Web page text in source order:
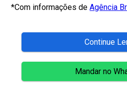
*Com informações deAgência
Continue
Mandar no